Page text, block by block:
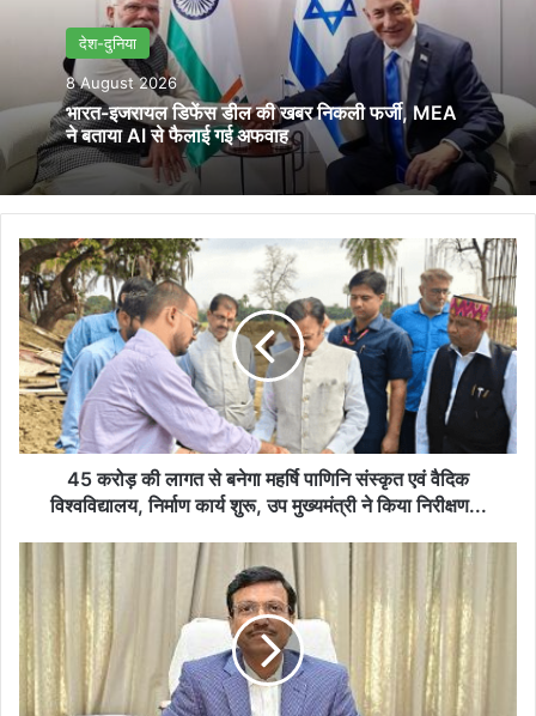
देश-दुनिया
8 August 2026
भारत-इजरायल डिफेंस डील की खबर निकली फर्जी, MEA
ने बताया AI से फैलाई गई अफवाह
45
करोड़
की
लागत
से
बनेगा
महर्षि
पाणिनि
संस्कृत
मुख्यमंत्री
किया
45 करोड़ की लागत से बनेगा महर्षि पाणिनि संस्कृत एवं वैदिक
विश्वविद्यालय, निर्माण कार्य शुरू, उप मुख्यमंत्री ने किया निरीक्षण...
अशोक
कुमार
पंडा